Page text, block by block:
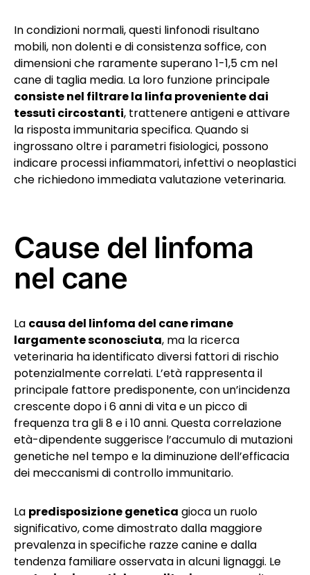
In condizioni normali, questi linfonodi risultano
mobili, non dolenti e di consistenza soffice, con
dimensioni che raramente superano 1-1,5 cm nel
cane di taglia media. La loro funzione principale
consiste nel filtrare la linfa proveniente dai
tessuti circostanti, trattenere antigeni e attivare
la risposta immunitaria specifica. Quando si
ingrossano oltre i parametri fisiologici, possono
indicare processi infiammatori, infettivi o neoplastici
che richiedono immediata valutazione veterinaria.
Cause del linfoma
nel cane
La causa del linfoma del cane rimane
largamente sconosciuta, ma la ricerca
veterinaria ha identificato diversi fattori di rischio
potenzialmente correlati. L’età rappresenta il
principale fattore predisponente, con un’incidenza
crescente dopo i 6 anni di vita e un picco di
frequenza tra gli 8 e i 10 anni. Questa correlazione
età-dipendente suggerisce l’accumulo di mutazioni
genetiche nel tempo e la diminuzione dell’efficacia
dei meccanismi di controllo immunitario.
La predisposizione genetica gioca un ruolo
significativo, come dimostrato dalla maggiore
prevalenza in specifiche razze canine e dalla
tendenza familiare osservata in alcuni lignaggi. Le